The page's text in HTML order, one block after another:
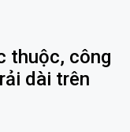
thuộc, công
dài trên